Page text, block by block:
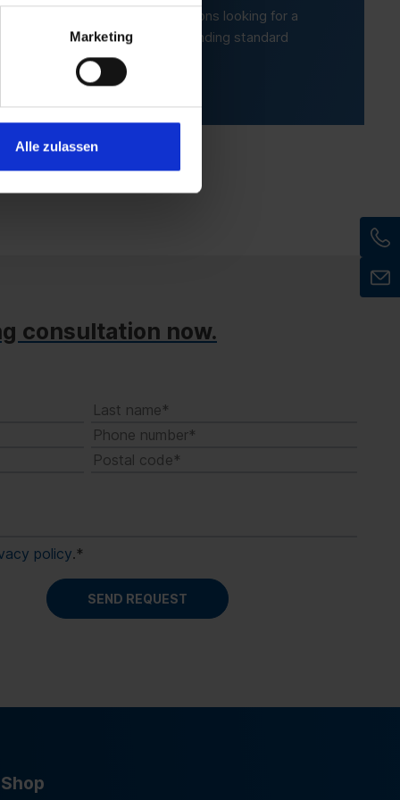
Marketing
Alle zulassen
ratio. Ideal for organisations looking for a
for their more demanding standard
consultation now.
policy.*
Shop